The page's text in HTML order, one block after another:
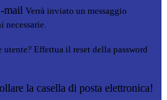
mail Verrà inviato un messaggio
Effettua il reset della password
la casella di posta elettronica!